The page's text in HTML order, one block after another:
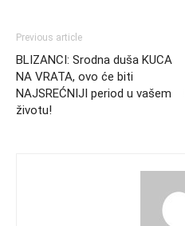
Previous article
BLIZANCI: Srodna duša KUCA
NA VRATA, ovo će biti
NAJSREĆNIJI period u vašem
životu!